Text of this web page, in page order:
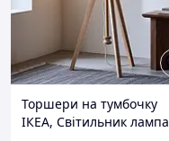
Торшери на тумбочку
ІКЕА, Світильник лампа